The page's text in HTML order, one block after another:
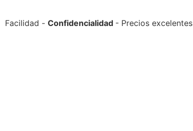
Facilidad - Confidencialidad - Precios excelentes